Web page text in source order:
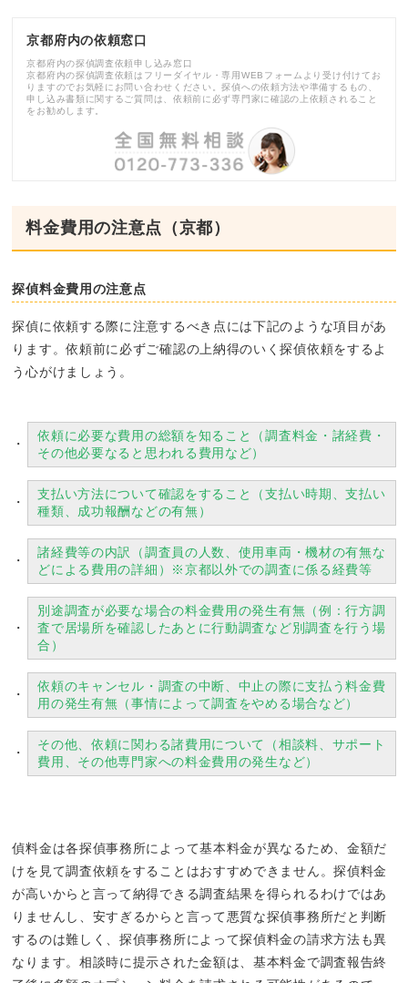
京都府内の依頼窓口
京都府内の探偵調査依頼申し込み窓口
京都府内の探偵調査依頼はフリーダイヤル・専用WEBフォームより受け付けてお
りますのでお気軽にお問い合わせください。探偵への依頼方法や準備するもの、
申し込み書類に関するご質問は、依頼前に必ず専門家に確認の上依頼されること
をお勧めします。
料金費用の注意点（京都）
探偵料金費用の注意点
探偵に依頼する際に注意するべき点には下記のような項目があ
ります。依頼前に必ずご確認の上納得のいく探偵依頼をするよ
う心がけましょう。
依頼に必要な費用の総額を知ること（調査料金・諸経費・
その他必要なると思われる費用など）
支払い方法について確認をすること（支払い時期、支払い
種類、成功報酬などの有無）
諸経費等の内訳（調査員の人数、使用車両・機材の有無な
どによる費用の詳細）※京都以外での調査に係る経費等
別途調査が必要な場合の料金費用の発生有無（例：行方調
査で居場所を確認したあとに行動調査など別調査を行う場
合）
依頼のキャンセル・調査の中断、中止の際に支払う料金費
用の発生有無（事情によって調査をやめる場合など）
その他、依頼に関わる諸費用について（相談料、サポート
費用、その他専門家への料金費用の発生など）
偵料金は各探偵事務所によって基本料金が異なるため、金額だ
けを見て調査依頼をすることはおすすめできません。探偵料金
が高いからと言って納得できる調査結果を得られるわけではあ
りませんし、安すぎるからと言って悪質な探偵事務所だと判断
するのは難しく、探偵事務所によって探偵料金の請求方法も異
なります。相談時に提示された金額は、基本料金で調査報告終